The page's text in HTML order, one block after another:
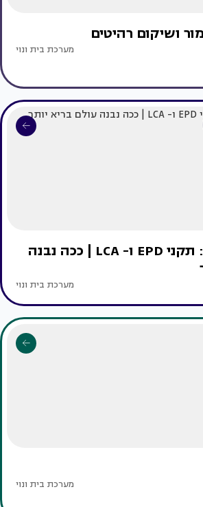
ושיקום רהיטים
מערכת בית ונוי
א.צ טכנולוגיות: תקני EPD ו- LCA | ככה נבנה
מערכת בית ונוי
מערכת בית ונוי